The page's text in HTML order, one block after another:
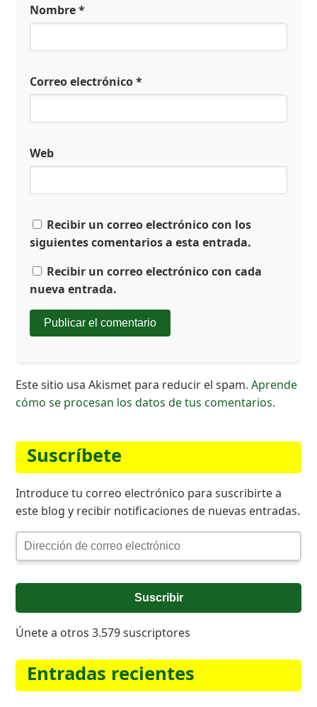
Nombre*
Correo electrónico*
Web
Recibir un correo electrónico con los
siguientes comentarios a esta entrada.
Recibir un correo electrónico con cada
nueva entrada.
Este sitio usa Akismet para reducir el spam.Aprende
cómo se procesan los datos de tus comentarios.
Suscríbete
Introduce tu correo electrónico para suscribirte a
este blog y recibir notificaciones de nuevas entradas.
Dirección
de
Suscribir
Únete a otros 3.579 suscriptores
Entradas recientes